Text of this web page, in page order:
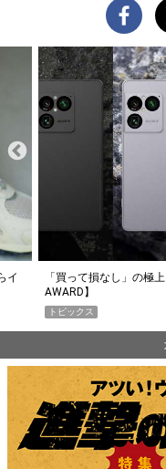
イ
「買って損なし」の極
AWARD】
トピックス